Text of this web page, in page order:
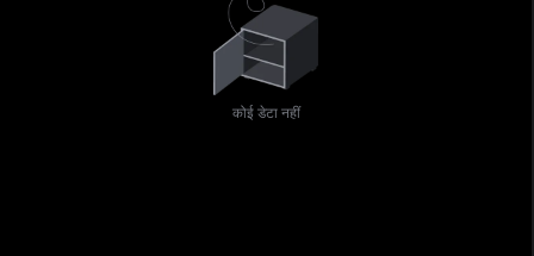
कोई डेटा नहीं